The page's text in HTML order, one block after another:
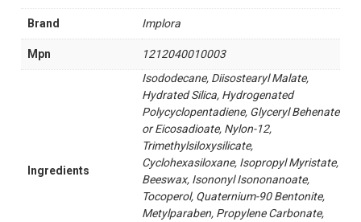
Brand Implora
Mpn 1212040010003
Ingredients
Isododecane, Diisostearyl Malate,
Hydrated Silica, Hydrogenated
Polycyclopentadiene, Glyceryl Behenate
or Eicosadioate, Nylon-12,
Trimethylsiloxysilicate,
Cyclohexasiloxane, Isopropyl Myristate,
Beeswax, Isononyl Isononanoate,
Tocoperol, Quaternium-90 Bentonite,
Metylparaben, Propylene Carbonate,